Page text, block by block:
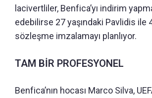
lacivertliler, Benfica’yı indirim
edebilirse 27 yaşındaki Pavlidis ile 4
sözleşme imzalamayı planlıyor.
TAM BİR PROFESYONEL
Benfica’nın hocası Marco Silva,